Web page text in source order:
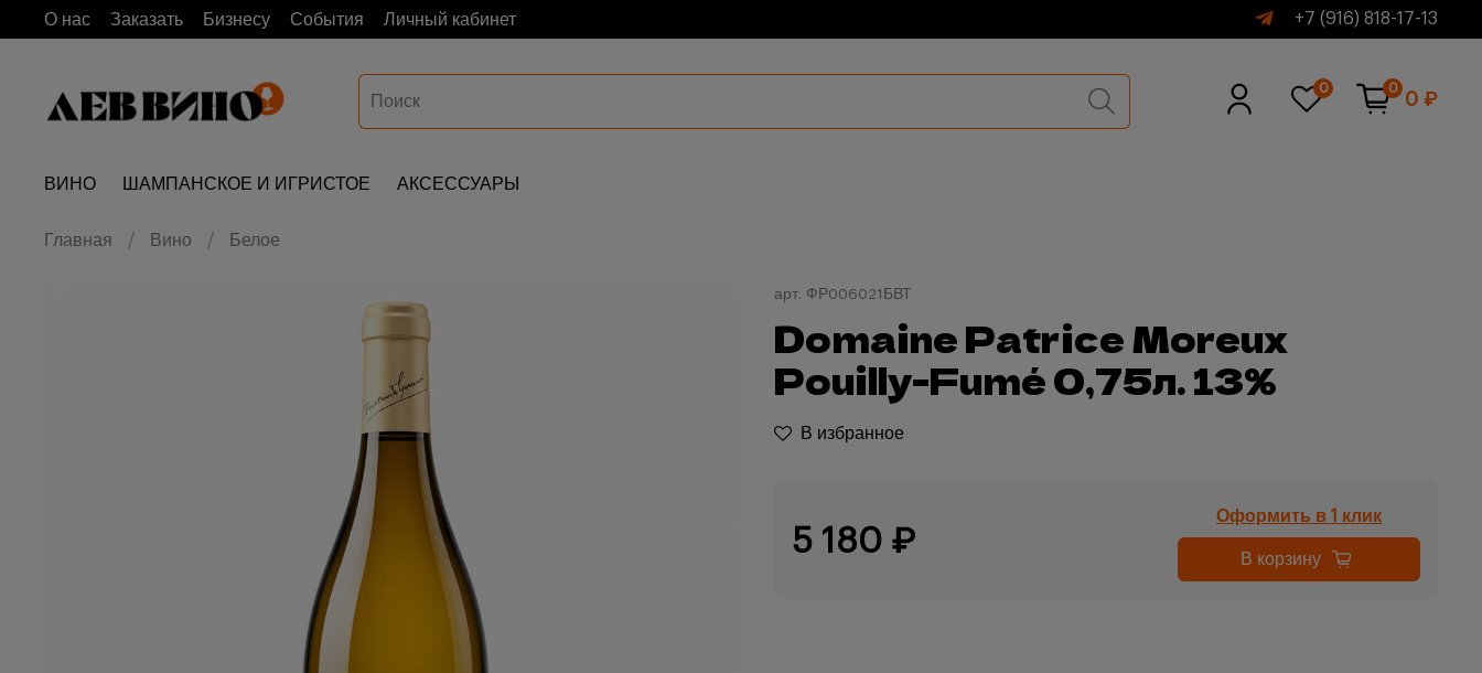
О нас Заказать Бизнесу События Личный кабинет +7 (916) 818-17-13
0 0
0 ₽
ВИНО ШАМПАНСКОЕ И ИГРИСТОЕ АКСЕССУАРЫ
Главная Вино Белое
арт. ФР006021БВТ
Domaine Patrice Moreux
Pouilly-Fumé 0,75л. 13%
В избранное
5 180 ₽
Оформить в 1 клик
В корзину